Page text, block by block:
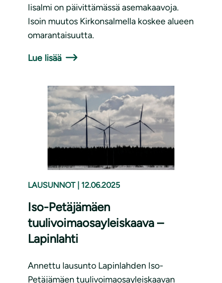
Iisalmi on päivittämässä asemakaavoja.
Isoin muutos Kirkonsalmella koskee alueen
omarantaisuutta.
Lue lisää
LAUSUNNOT 12.06.2025
Iso-Petäjämäen
tuulivoimaosayleiskaava –
Lapinlahti
Annettu lausunto Lapinlahden Iso-
Petäjämäen tuulivoimaosayleiskaavan